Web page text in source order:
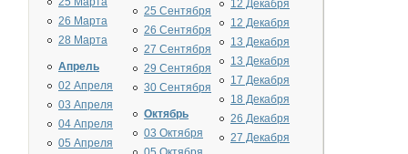
26 Марта
28 Марта
Апрель
02 Апреля
03 Апреля
04 Апреля
05 Апреля
25 Сентября
26 Сентября
27 Сентября
29 Сентября
30 Сентября
Октябрь
03 Октября
12 Декабря
12 Декабря
13 Декабря
13 Декабря
17 Декабря
18 Декабря
26 Декабря
27 Декабря